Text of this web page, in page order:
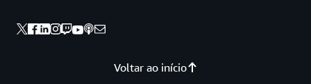
Voltar ao início